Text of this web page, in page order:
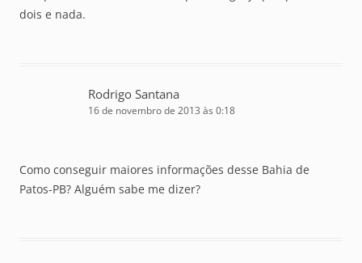
dois e nada.
Rodrigo Santana
16 de novembro de 2013 às 0:18
Como conseguir maiores informações desse Bahia de
Patos-PB? Alguém sabe me dizer?